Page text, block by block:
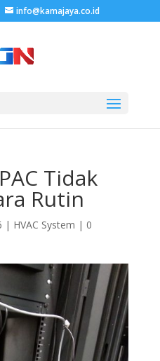
info@kamajaya.co.id
Tidak
Rutin
| HVAC System | 0